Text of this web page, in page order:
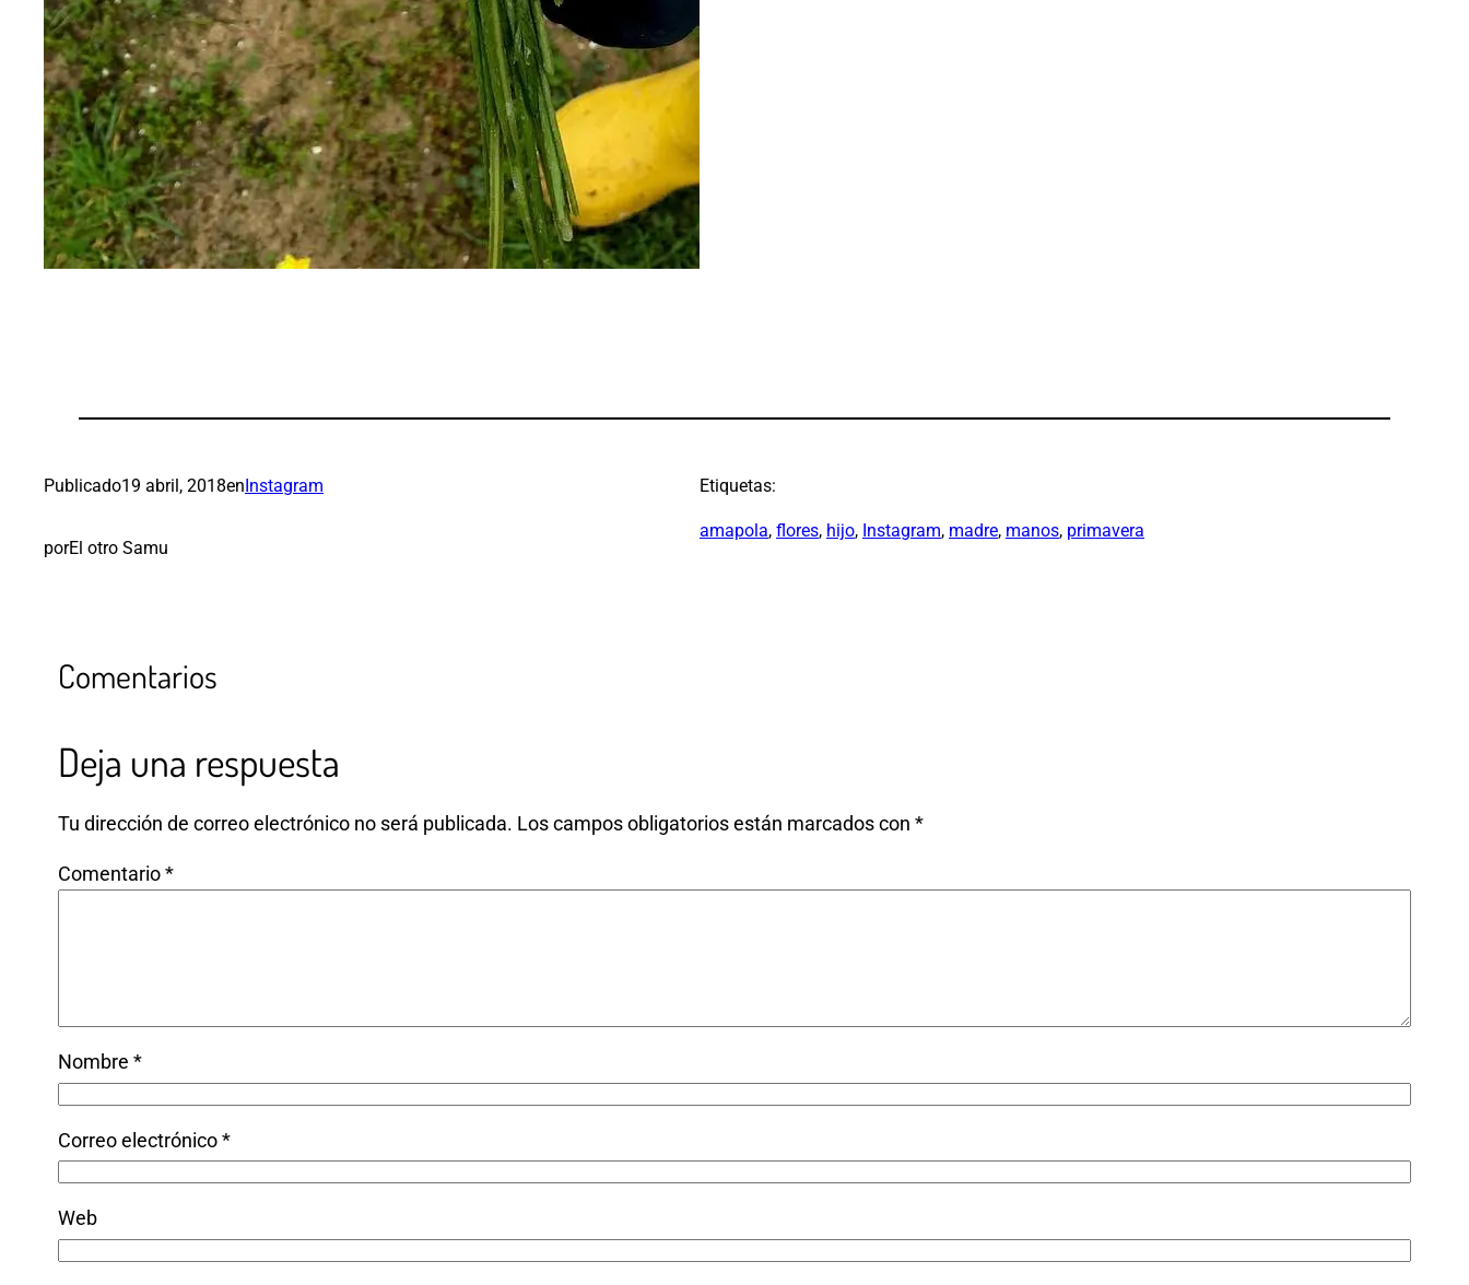
Publicado19 abril, 2018enInstagram
porEl otro Samu
Etiquetas:
amapola, flores, hijo, Instagram, madre, manos, primavera
Comentarios
Deja una respuesta
Tu dirección de correo electrónico no será publicada. Los campos obligatorios están marcados con*
Comentario*
Nombre*
Correo electrónico*
Web